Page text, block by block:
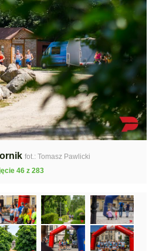
fot.: Tomasz Pawlicki
46 z 283